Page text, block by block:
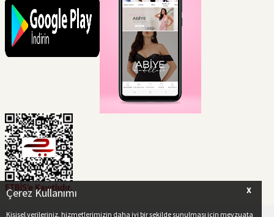
X
Çerez Kullanımı
Kişisel verileriniz, hizmetlerimizin daha iyi bir şekilde sunulması için mevzuata